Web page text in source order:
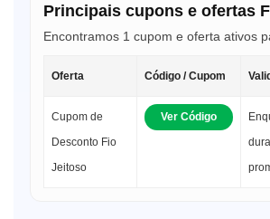
Principais cupons e ofertas
Encontramos 1 cupom e oferta ativos
Oferta Código / Cupom
Cupom de
Desconto Fio
Jeitoso
Ver Código